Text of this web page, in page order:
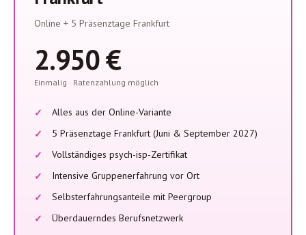
Online + 5 Präsenztage Frankfurt
2.950 €
Einmalig · Ratenzahlung möglich
Alles aus der Online-Variante
5 Präsenztage Frankfurt (Juni & September 2027)
Vollständiges psych-isp-Zertifikat
Intensive Gruppenerfahrung vor Ort
Selbsterfahrungsanteile mit Peergroup
Überdauerndes Berufsnetzwerk